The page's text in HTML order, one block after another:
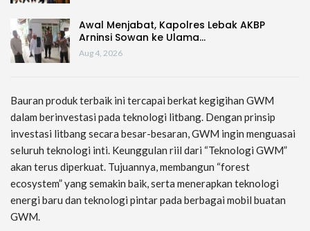
Awal Menjabat, Kapolres Lebak AKBP
Arninsi Sowan ke Ulama…
Aug 4, 2026
Bauran produk terbaik ini tercapai berkat kegigihan GWM
dalam berinvestasi pada teknologi litbang. Dengan prinsip
investasi litbang secara besar-besaran, GWM ingin menguasai
seluruh teknologi inti. Keunggulan riil dari “Teknologi GWM”
akan terus diperkuat. Tujuannya, membangun “forest
ecosystem” yang semakin baik, serta menerapkan teknologi
energi baru dan teknologi pintar pada berbagai mobil buatan
GWM.